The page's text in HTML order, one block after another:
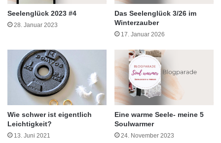
Seelenglück 2023 #4
28. Januar 2023
Das Seelenglück 3/26 im
Winterzauber
17. Januar 2026
Wie schwer ist eigentlich
Leichtigkeit?
13. Juni 2021
Eine warme Seele- meine 5
Soulwarmer
24. November 2023